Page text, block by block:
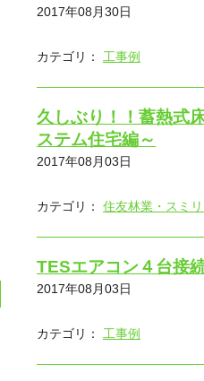
2017年08月30日
カテゴリ： 工事例
久しぶり！！蓄熱式
ステム住宅編～
2017年08月03日
カテゴリ： 住友林業・スミ
TESエアコン４台接
2017年08月03日
カテゴリ： 工事例